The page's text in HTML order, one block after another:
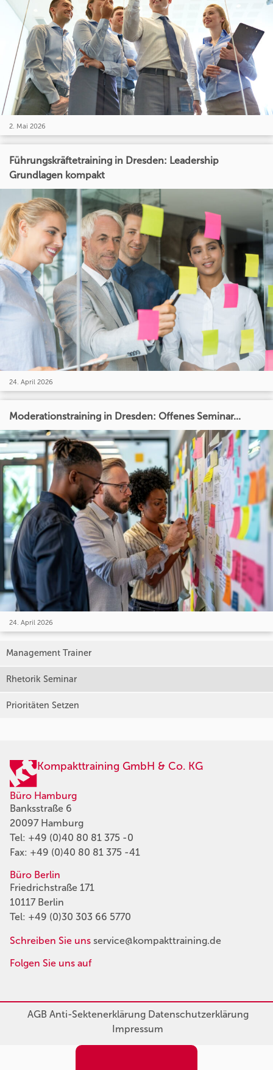
2. Mai 2026
Führungskräftetraining in Dresden: Leadership
Grundlagen kompakt
24. April 2026
Moderationstraining in Dresden: Offenes Seminar...
24. April 2026
Management Trainer
Rhetorik Seminar
Prioritäten Setzen
Kompakttraining GmbH & Co. KG
Büro Hamburg
Banksstraße 6
20097 Hamburg
Tel: +49 (0)40 80 81 375 -0
Fax: +49 (0)40 80 81 375 -41
Büro Berlin
Friedrichstraße 171
10117 Berlin
Tel: +49 (0)30 303 66 5770
Schreiben Sie uns service@kompakttraining.de
Folgen Sie uns auf
AGBAnti-SektenerklärungDatenschutzerklärung
Impressum